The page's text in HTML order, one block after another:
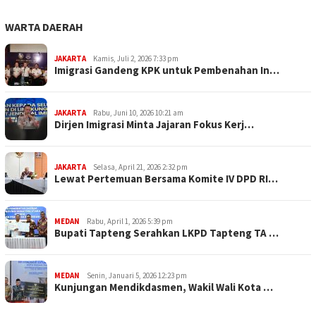
WARTA DAERAH
JAKARTA Kamis, Juli 2, 2026 7:33 pm
Imigrasi Gandeng KPK untuk Pembenahan In…
JAKARTA Rabu, Juni 10, 2026 10:21 am
Dirjen Imigrasi Minta Jajaran Fokus Kerj…
JAKARTA Selasa, April 21, 2026 2:32 pm
Lewat Pertemuan Bersama Komite IV DPD RI…
MEDAN Rabu, April 1, 2026 5:39 pm
Bupati Tapteng Serahkan LKPD Tapteng TA …
MEDAN Senin, Januari 5, 2026 12:23 pm
Kunjungan Mendikdasmen, Wakil Wali Kota …